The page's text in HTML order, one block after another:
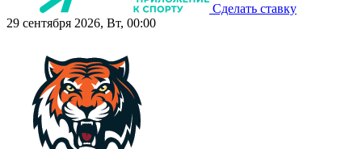
Сделать ставку
29 сентября 2026, Вт, 00:00